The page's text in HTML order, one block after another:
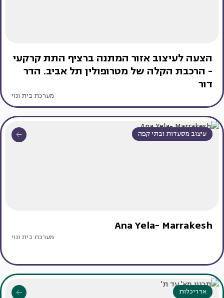
הצעה לעיצוב אזור המתנה ברציף התת קרקעי
- הרכבת הקלה של מטרופולין תל אביב. הדר
דור
מערכת בית ונוי
עיצוב מסעדות ובתי קפה
Ana Yela- Marrakesh
מערכת בית ונוי
אדריכלות